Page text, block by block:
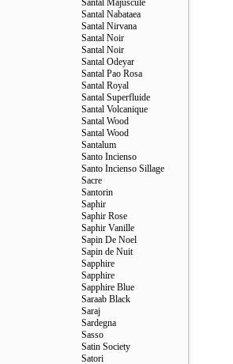
Santal Majuscule
Santal Nabataea
Santal Nirvana
Santal Noir
Santal Noir
Santal Odeyar
Santal Pao Rosa
Santal Royal
Santal Superfluide
Santal Volcanique
Santal Wood
Santal Wood
Santalum
Santo Incienso
Santo Incienso Sillage
Sacre
Santorin
Saphir
Saphir Rose
Saphir Vanille
Sapin De Noel
Sapin de Nuit
Sapphire
Sapphire
Sapphire Blue
Saraab Black
Saraj
Sardegna
Sasso
Satin Society
Satori